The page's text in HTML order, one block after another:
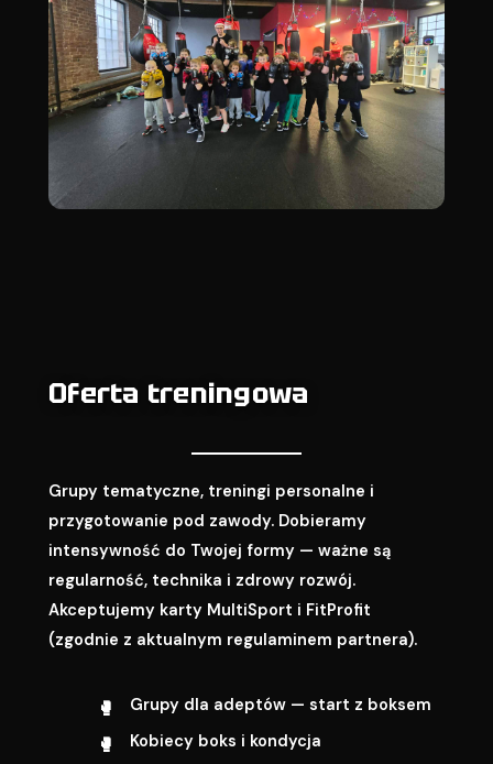
Oferta treningowa
Grupy tematyczne, treningi personalne i
przygotowanie pod zawody. Dobieramy
intensywność do Twojej formy — ważne są
regularność, technika i zdrowy rozwój.
Akceptujemy karty MultiSport i FitProfit
(zgodnie z aktualnym regulaminem partnera).
Grupy dla adeptów — start z boksem
Kobiecy boks i kondycja